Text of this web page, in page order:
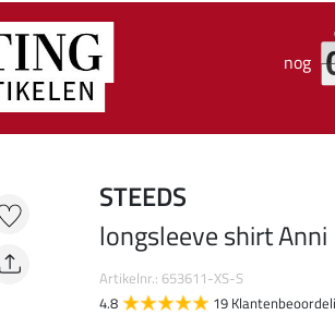
nog
STEEDS
longsleeve shirt Anni
Artikelnr.: 653611-XS-S
4.8
19